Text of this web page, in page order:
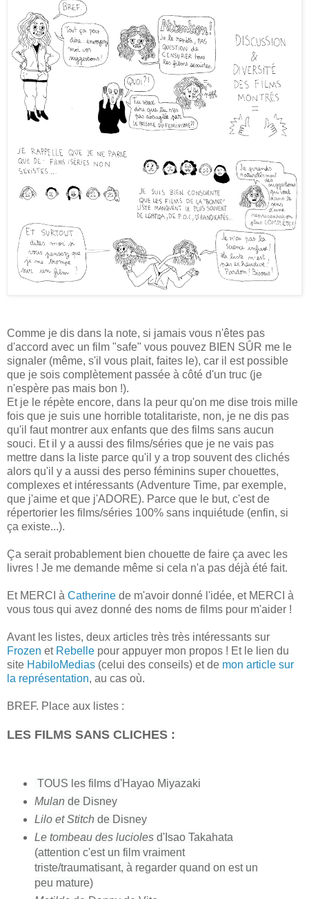
Comme je dis dans la note, si jamais vous n'êtes pas
d'accord avec un film "safe" vous pouvez BIEN SÛR me le
signaler (même, s'il vous plait, faites le), car il est possible
que je sois complètement passée à côté d'un truc (je
n'espère pas mais bon !).
Et je le répète encore, dans la peur qu'on me dise trois mille
fois que je suis une horrible totalitariste, non, je ne dis pas
qu'il faut montrer aux enfants que des films sans aucun
souci. Et il y a aussi des films/séries que je ne vais pas
mettre dans la liste parce qu'il y a trop souvent des clichés
alors qu'il y a aussi des perso féminins super chouettes,
complexes et intéressants (Adventure Time, par exemple,
que j'aime et que j'ADORE). Parce que le but, c'est de
répertorier les films/séries 100% sans inquiétude (enfin, si
ça existe...).
Ça serait probablement bien chouette de faire ça avec les
livres ! Je me demande même si cela n'a pas déjà été fait.
Et MERCI à Catherine de m'avoir donné l'idée, et MERCI à
vous tous qui avez donné des noms de films pour m'aider !
Avant les listes, deux articles très très intéressants sur
Frozen et Rebelle pour appuyer mon propos ! Et le lien du
site HabiloMedias (celui des conseils) et de mon article sur
la représentation, au cas où.
BREF. Place aux listes :
LES FILMS SANS CLICHES :
TOUS l es films d'Hayao Miyazaki
Mulan de Disney
Lilo et Stitch de Disney
Le tombeau des lucioles d'Isao Takahata
(attention c'est un film vraiment
triste/traumatisant, à regarder quand on est un
peu mature)